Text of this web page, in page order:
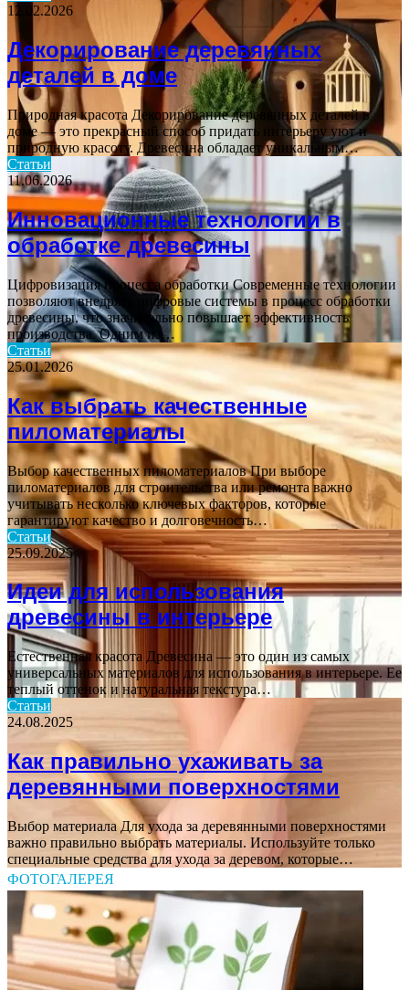
12.02.2026
Декорирование деревянных
деталей в доме
Природная красота Декорирование деревянных деталей в
доме — это прекрасный способ придать интерьеру уют и
природную красоту. Древесина обладает уникальным…
Статьи
11.06.2026
Инновационные технологии в
обработке древесины
Цифровизация процесса обработки Современные технологии
позволяют внедрять цифровые системы в процесс обработки
древесины, что значительно повышает эффективность
производства. Одним из…
Статьи
25.01.2026
Как выбрать качественные
пиломатериалы
Выбор качественных пиломатериалов При выборе
пиломатериалов для строительства или ремонта важно
учитывать несколько ключевых факторов, которые
гарантируют качество и долговечность…
Статьи
25.09.2025
Идеи для использования
древесины в интерьере
Естественная красота Древесина — это один из самых
универсальных материалов для использования в интерьере. Ее
теплый оттенок и натуральная текстура…
Статьи
24.08.2025
Как правильно ухаживать за
деревянными поверхностями
Выбор материала Для ухода за деревянными поверхностями
важно правильно выбрать материалы. Используйте только
специальные средства для ухода за деревом, которые…
ФОТОГАЛЕРЕЯ